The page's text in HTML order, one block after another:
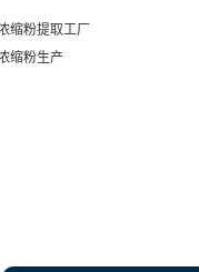
缩粉提取工厂
缩粉生产